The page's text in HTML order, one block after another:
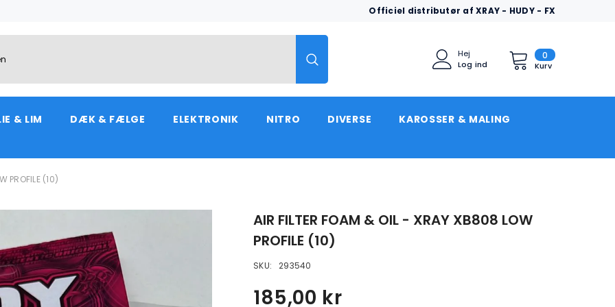
Officiel distributør af XRAY - HUDY - FX
0
varer
Kurv
Hej
Log ind
& LIM DÆK & FÆLGE ELEKTRONIK NITRO DIVERSE
KAROSSER & MALING
PROFILE (10)
AIR FILTER FOAM & OIL - XRAY XB808 LOW
PROFILE (10)
SKU: 293540
185,00 kr